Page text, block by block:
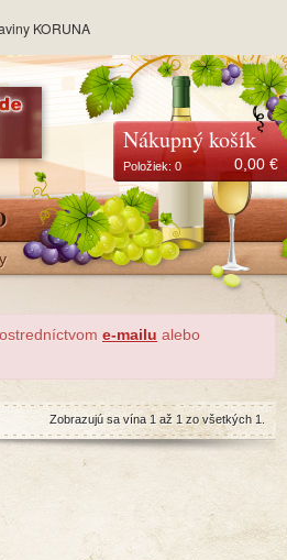
KORUNA
Nákupný košík
Položiek: 0 0,00 €
e-mailu alebo
Zobrazujú sa vína 1 až 1 zo všetkých 1.